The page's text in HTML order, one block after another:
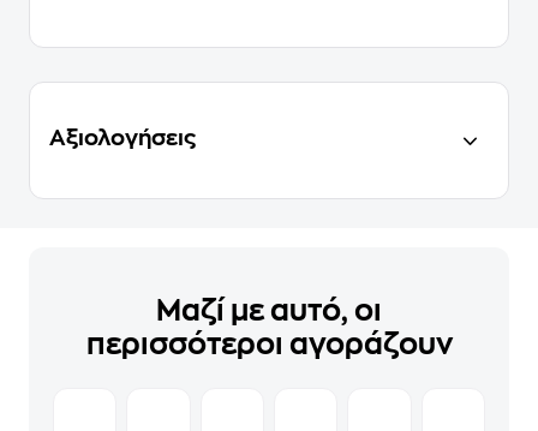
Αξιολογήσεις
Μαζί με αυτό, οι
περισσότεροι αγοράζουν